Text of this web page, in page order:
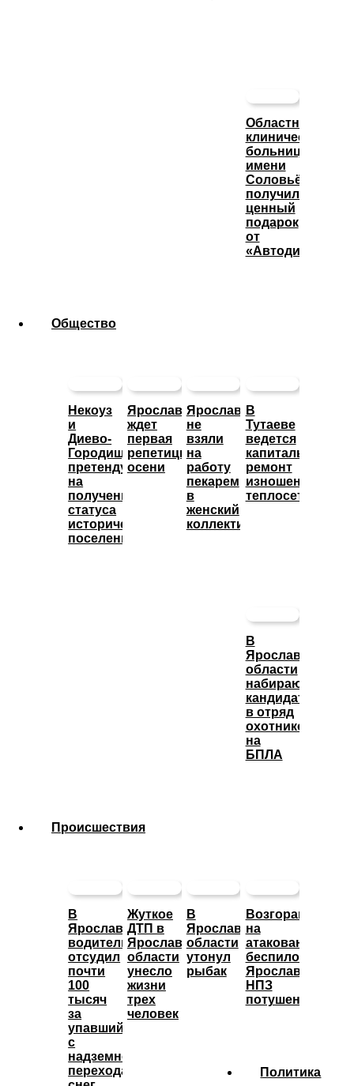
Областная
клиническая
больница
имени
Соловьёва
получила
ценный
подарок
от
«Автодизеля»
Общество
Некоуз
и
Диево-
Городище
претендуют
на
получение
статуса
исторических
поселений
Ярославцев
ждет
первая
репетиция
осени
Ярославца
не
взяли
на
работу
пекарем
в
женский
коллектив
В
Тутаеве
ведется
капитальный
ремонт
изношенных
теплосетей
В
Ярославской
области
набирают
кандидатов
в отряд
охотников
на
БПЛА
Происшествия
В
Ярославле
водитель
отсудил
почти
100
тысяч
за
упавший
с
надземного
перехода
Жуткое
ДТП в
Ярославской
области
унесло
жизни
трех
человек
В
Ярославской
области
утонул
рыбак
Возгорание
на
атакованном
беспилотниками
Ярославском
НПЗ
потушено
Политика